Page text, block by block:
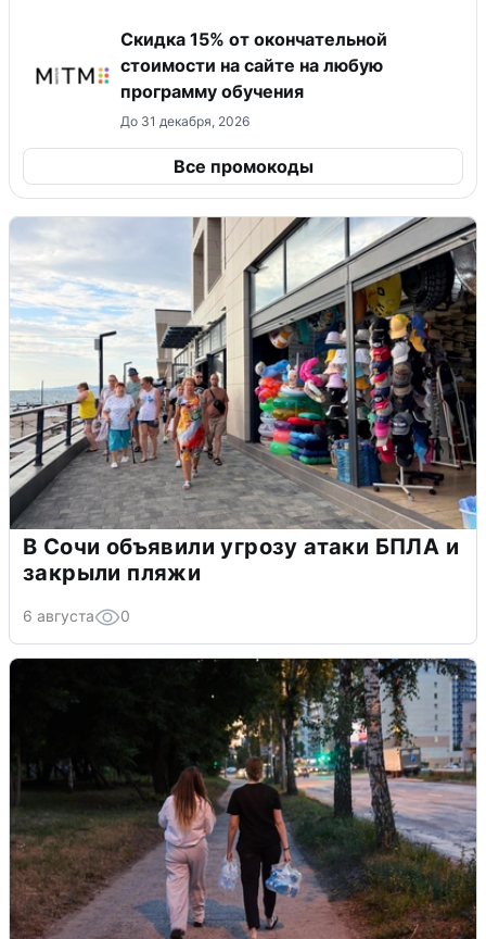
Скидка 15% от окончательной
стоимости на сайте на любую
программу обучения
До 31 декабря, 2026
Все промокоды
В Сочи объявили угрозу атаки БПЛА и
закрыли пляжи
6 августа 0